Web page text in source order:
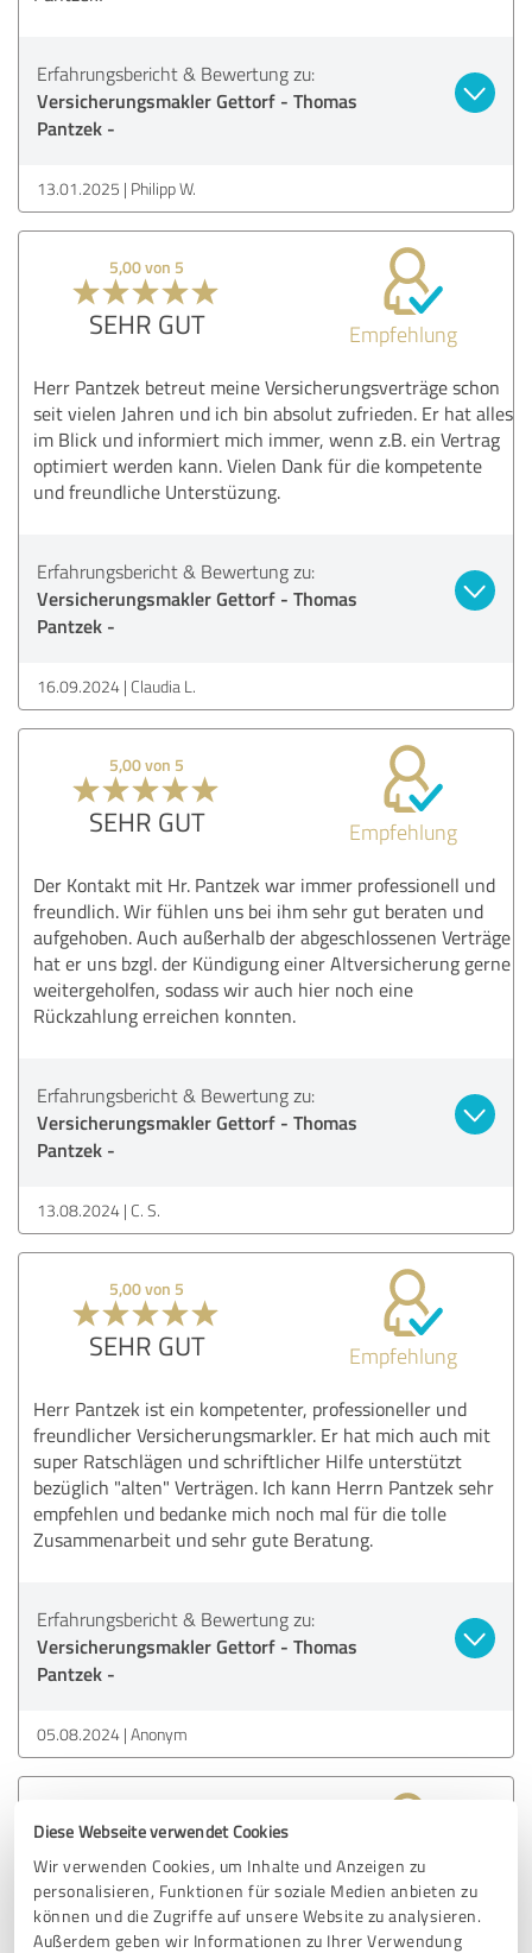
Diese Webseite verwendet Cookies
Wir verwenden Cookies, um Inhalte und Anzeigen zu
personalisieren, Funktionen für soziale Medien anbieten zu
können und die Zugriffe auf unsere Website zu analysieren.
Außerdem geben wir Informationen zu Ihrer Verwendung
Erfahrungsbericht & Bewertung zu:
Versicherungsmakler Gettorf - Thomas
Pantzek -
13.01.2025 Philipp W.
5,00 von 5
SEHR GUT Empfehlung
Herr Pantzek betreut meine Versicherungsverträge schon
seit vielen Jahren und ich bin absolut zufrieden. Er hat alles
im Blick und informiert mich immer, wenn z.B. ein Vertrag
optimiert werden kann. Vielen Dank für die kompetente
und freundliche Unterstüzung.
Erfahrungsbericht & Bewertung zu:
Versicherungsmakler Gettorf - Thomas
Pantzek -
16.09.2024 Claudia L.
5,00 von 5
SEHR GUT Empfehlung
Der Kontakt mit Hr. Pantzek war immer professionell und
freundlich. Wir fühlen uns bei ihm sehr gut beraten und
aufgehoben. Auch außerhalb der abgeschlossenen Verträge
hat er uns bzgl. der Kündigung einer Altversicherung gerne
weitergeholfen, sodass wir auch hier noch eine
Rückzahlung erreichen konnten.
Erfahrungsbericht & Bewertung zu:
Versicherungsmakler Gettorf - Thomas
Pantzek -
13.08.2024 C. S.
5,00 von 5
SEHR GUT Empfehlung
Herr Pantzek ist ein kompetenter, professioneller und
freundlicher Versicherungsmarkler. Er hat mich auch mit
super Ratschlägen und schriftlicher Hilfe unterstützt
bezüglich "alten" Verträgen. Ich kann Herrn Pantzek sehr
empfehlen und bedanke mich noch mal für die tolle
Zusammenarbeit und sehr gute Beratung.
Erfahrungsbericht & Bewertung zu:
Versicherungsmakler Gettorf - Thomas
Pantzek -
05.08.2024 Anonym
SEHR GUT Empfehlung
Kompetente Beratung, Gewissenhaft nebst sehr gutem